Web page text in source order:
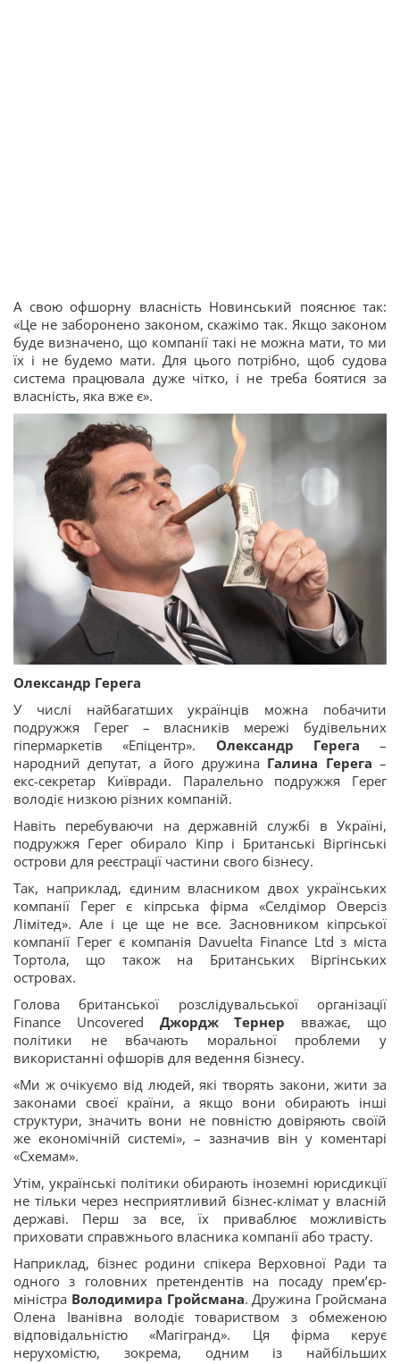
А свою офшорну власність Новинський пояснює так:
«Це не заборонено законом, скажімо так. Якщо законом
буде визначено, що компанії такі не можна мати, то ми
їх і не будемо мати. Для цього потрібно, щоб судова
система працювала дуже чітко, і не треба боятися за
власність, яка вже є».
Олександр Герега
У числі найбагатших українців можна побачити
подружжя Герег – власників мережі будівельних
гіпермаркетів «Епіцентр». Олександр Герега –
народний депутат, а його дружина Галина Герега –
екс-секретар Київради. Паралельно подружжя Герег
володіє низкою різних компаній.
Навіть перебуваючи на державній службі в Україні,
подружжя Герег обирало Кіпр і Британські Віргінські
острови для реєстрації частини свого бізнесу.
Так, наприклад, єдиним власником двох українських
компанії Герег є кіпрська фірма «Селдімор Оверсіз
Лімітед». Але і це ще не все. Засновником кіпрської
компанії Герег є компанія Davuelta Finance Ltd з міста
Тортола, що також на Британських Віргінських
островах.
Голова британської розслідувальської організації
Finance Uncovered Джордж Тернер вважає, що
політики не вбачають моральної проблеми у
використанні офшорів для ведення бізнесу.
«Ми ж очікуємо від людей, які творять закони, жити за
законами своєї країни, а якщо вони обирають інші
структури, значить вони не повністю довіряють своїй
же економічній системі», – зазначив він у коментарі
«Схемам».
Утім, українські політики обирають іноземні юрисдикції
не тільки через несприятливий бізнес-клімат у власній
державі. Перш за все, їх приваблює можливість
приховати справжнього власника компанії або трасту.
Наприклад, бізнес родини спікера Верховної Ради та
одного з головних претендентів на посаду прем’єр-
міністра Володимира Гройсмана. Дружина Гройсмана
Олена Іванівна володіє товариством з обмеженою
відповідальністю «Магігранд». Ця фірма керує
нерухомістю, зокрема, одним із найбільших